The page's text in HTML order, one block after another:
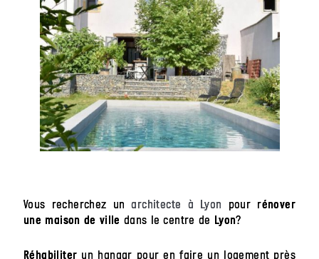
Vous recherchez unarchitecte à Lyon pour rénover
une maison de ville dans le centre de Lyon?
Réhabiliter un hangar pour en faire un logement près